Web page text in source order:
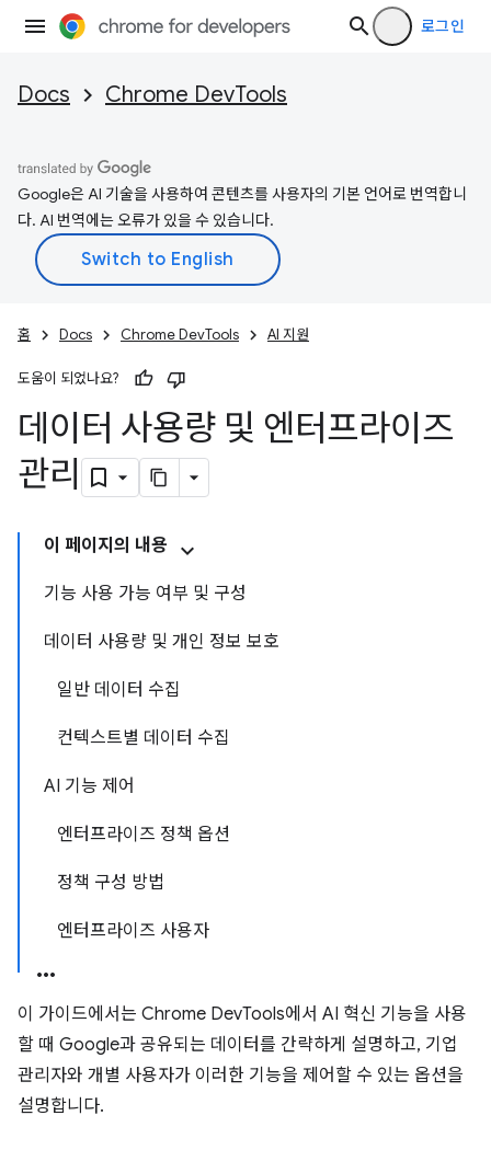
로그인
Docs Chrome DevTools
Google은 AI 기술을 사용하여 콘텐츠를 사용자의 기본 언어로 번역합니
다. AI 번역에는 오류가 있을 수 있습니다.
홈 Docs Chrome DevTools AI 지원
도움이 되었나요?
데이터 사용량 및 엔터프라이즈
관리
이 페이지의 내용
기능 사용 가능 여부 및 구성
데이터 사용량 및 개인 정보 보호
일반 데이터 수집
컨텍스트별 데이터 수집
AI 기능 제어
엔터프라이즈 정책 옵션
정책 구성 방법
엔터프라이즈 사용자
이 가이드에서는 Chrome DevTools에서 AI 혁신 기능을 사용
할 때 Google과 공유되는 데이터를 간략하게 설명하고, 기업
관리자와 개별 사용자가 이러한 기능을 제어할 수 있는 옵션을
설명합니다.